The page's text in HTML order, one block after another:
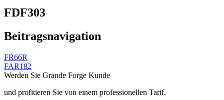
FDF303
Beitragsnavigation
FR66R
FAR182
Werden Sie Grande Forge Kunde
und profitieren Sie von einem professionellen Tarif.